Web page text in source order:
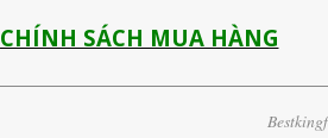
CHÍNH SÁCH MUA HÀNG